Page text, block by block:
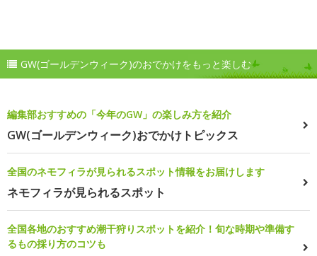
GW(ゴールデンウィーク)のおでかけをもっと楽しむ
編集部おすすめの「今年のGW」の楽しみ方を紹介
GW(ゴールデンウィーク)おでかけトピックス
全国のネモフィラが見られるスポット情報をお届けします
ネモフィラが見られるスポット
全国各地のおすすめ潮干狩りスポットを紹介！旬な時期や準備す
るもの採り方のコツも